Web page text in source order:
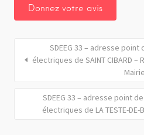
SDEEG 33 – adresse
électriques de SAINT CIBARD –
Mairie
SDEEG 33 – adresse point
électriques de LA TESTE-DE-